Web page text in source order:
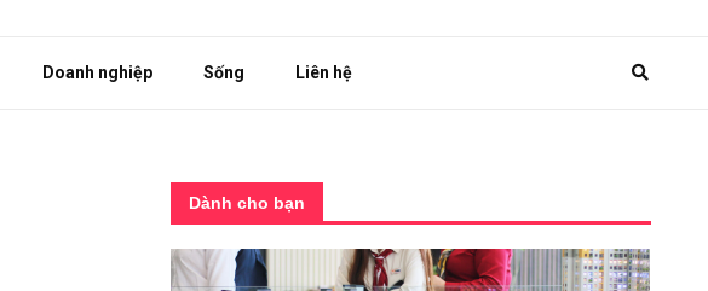
Doanh nghiệp Sống Liên hệ
Dành cho bạn